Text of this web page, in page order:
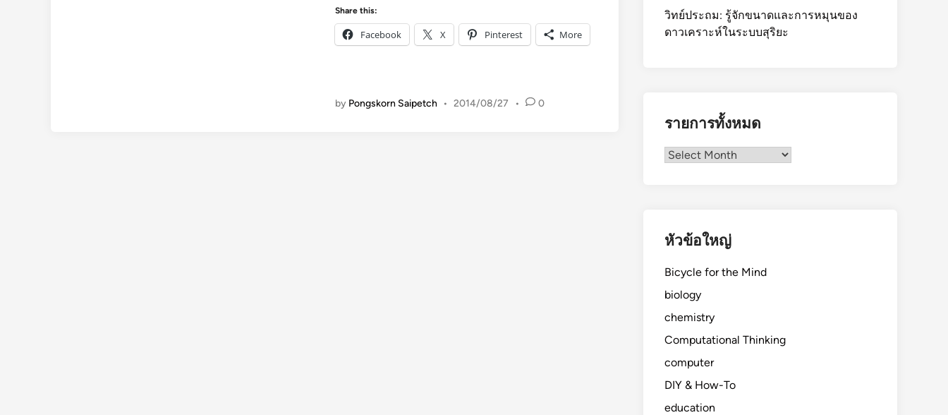
อ
หุ่
Share this:
Facebook X Pinterest More
by Pongskorn Saipetch • 2014/08/27 • 0
วิทย์ประถม: รู้จักขนาดและการหมุนของ
ดาวเคราะห์ในระบบสุริยะ
รายการทั้งหมด
รายการ
หัวข้อใหญ่
Bicycle for the Mind
biology
chemistry
Computational Thinking
computer
DIY & How-To
education